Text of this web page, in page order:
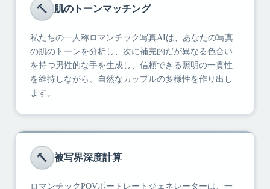
🔨 肌のトーンマッチング
私たちの一人称ロマンチック写真AIは、あなたの写真
の肌のトーンを分析し、次に補完的だが異なる色合い
を持つ男性的な手を生成し、信頼できる照明の一貫性
を維持しながら、自然なカップルの多様性を作り出し
ます。
🔨 被写界深度計算
ロマンチックPOVポートレートジェネレーターは、一